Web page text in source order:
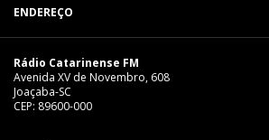
ENDEREÇO
Rádio Catarinense FM
Avenida XV de Novembro, 608
Joaçaba-SC
CEP: 89600-000